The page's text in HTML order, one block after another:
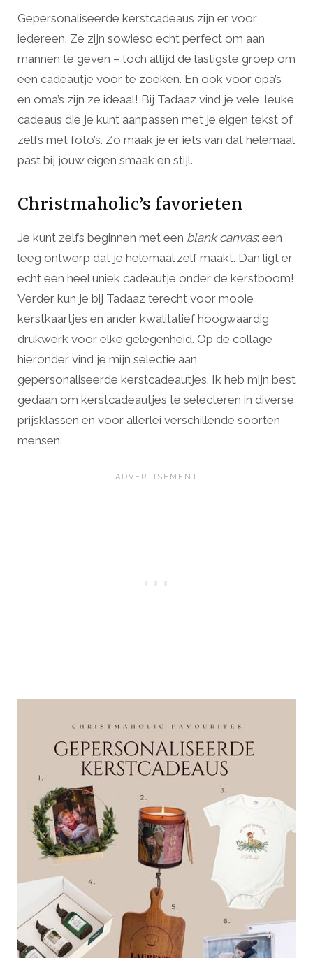
Gepersonaliseerde kerstcadeaus zijn er voor
iedereen. Ze zijn sowieso echt perfect om aan
mannen te geven – toch altijd de lastigste groep om
een cadeautje voor te zoeken. En ook voor opa’s
en oma’s zijn ze ideaal! Bij Tadaaz vind je vele, leuke
cadeaus die je kunt aanpassen met je eigen tekst of
zelfs met foto’s. Zo maak je er iets van dat helemaal
past bij jouw eigen smaak en stijl.
Christmaholic’s favorieten
Je kunt zelfs beginnen met een blank canvas: een
leeg ontwerp dat je helemaal zelf maakt. Dan ligt er
echt een heel uniek cadeautje onder de kerstboom!
Verder kun je bij Tadaaz terecht voor mooie
kerstkaartjes en ander kwalitatief hoogwaardig
drukwerk voor elke gelegenheid. Op de collage
hieronder vind je mijn selectie aan
gepersonaliseerde kerstcadeautjes. Ik heb mijn best
gedaan om kerstcadeautjes te selecteren in diverse
prijsklassen en voor allerlei verschillende soorten
mensen.